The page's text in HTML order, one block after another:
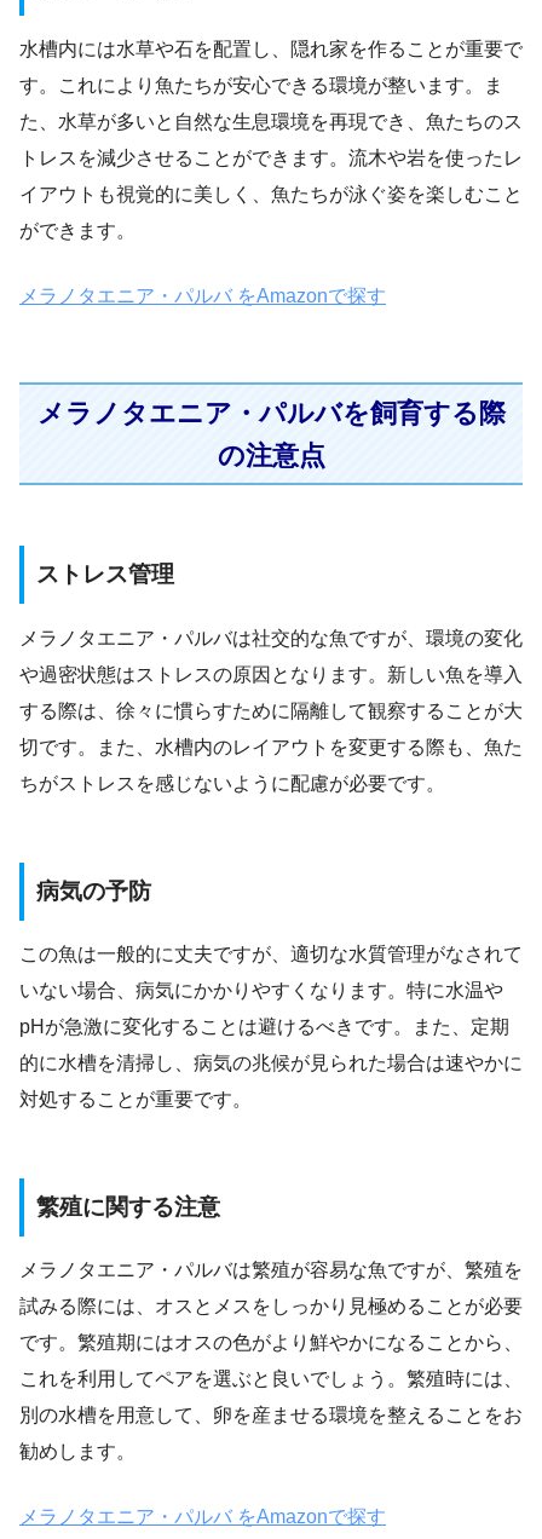
水槽内には水草や石を配置し、隠れ家を作ることが重要で
す。これにより魚たちが安心できる環境が整います。ま
た、水草が多いと自然な生息環境を再現でき、魚たちのス
トレスを減少させることができます。流木や岩を使ったレ
イアウトも視覚的に美しく、魚たちが泳ぐ姿を楽しむこと
ができます。
メラノタエニア・パルバ をAmazonで探す
メラノタエニア・パルバを飼育する際
の注意点
ストレス管理
メラノタエニア・パルバは社交的な魚ですが、環境の変化
や過密状態はストレスの原因となります。新しい魚を導入
する際は、徐々に慣らすために隔離して観察することが大
切です。また、水槽内のレイアウトを変更する際も、魚た
ちがストレスを感じないように配慮が必要です。
病気の予防
この魚は一般的に丈夫ですが、適切な水質管理がなされて
いない場合、病気にかかりやすくなります。特に水温や
pHが急激に変化することは避けるべきです。また、定期
的に水槽を清掃し、病気の兆候が見られた場合は速やかに
対処することが重要です。
繁殖に関する注意
メラノタエニア・パルバは繁殖が容易な魚ですが、繁殖を
試みる際には、オスとメスをしっかり見極めることが必要
です。繁殖期にはオスの色がより鮮やかになることから、
これを利用してペアを選ぶと良いでしょう。繁殖時には、
別の水槽を用意して、卵を産ませる環境を整えることをお
勧めします。
メラノタエニア・パルバ をAmazonで探す